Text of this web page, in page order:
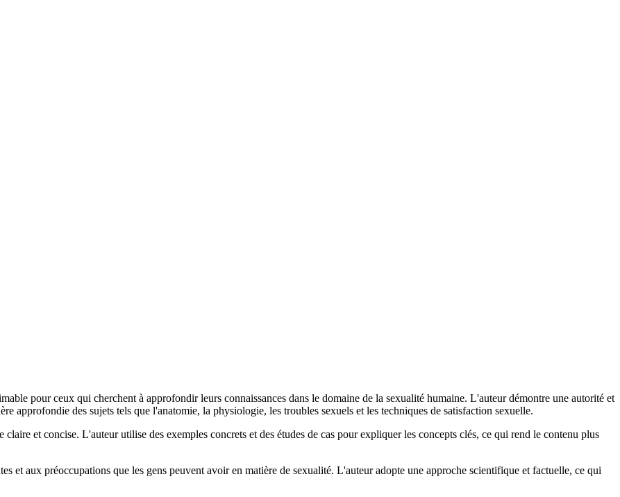
pour ceux qui cherchent à approfondir leurs connaissances dans le domaine de la sexualité humaine. L'auteur démontre une autorité et
approfondie des sujets tels que l'anatomie, la physiologie, les troubles sexuels et les techniques de satisfaction sexuelle.
et concise. L'auteur utilise des exemples concrets et des études de cas pour expliquer les concepts clés, ce qui rend le contenu plus
et aux préoccupations que les gens peuvent avoir en matière de sexualité. L'auteur adopte une approche scientifique et factuelle, ce qui